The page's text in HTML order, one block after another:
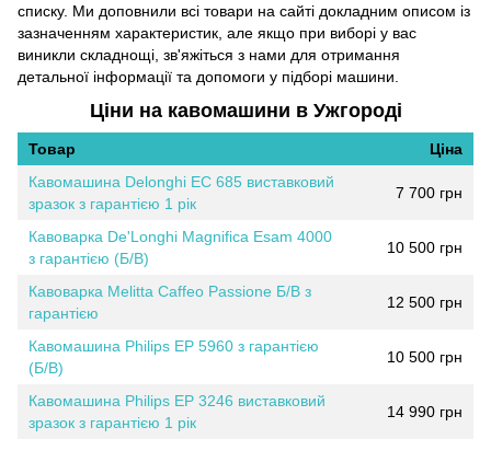
списку. Ми доповнили всі товари на сайті докладним описом із
зазначенням характеристик, але якщо при виборі у вас
виникли складнощі, зв'яжіться з нами для отримання
детальної інформації та допомоги у підборі машини.
Ціни на кавомашини в Ужгороді
Товар
Ціна
Кавомашина Delonghi EC 685 виставковий
зразок з гарантією 1 рік
7 700 грн
Кавоварка De'Longhi Magnifica Esam 4000
з гарантією (Б/В)
10 500 грн
Кавоварка Melitta Caffeo Passione Б/В з
гарантією
12 500 грн
Кавомашина Philips EP 5960 з гарантією
(Б/В)
10 500 грн
Кавомашина Philips EP 3246 виставковий
зразок з гарантією 1 рік
14 990 грн